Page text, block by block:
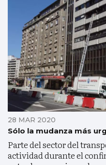
28 MAR 2020
Sólo la mudanza más
Parte del sector del
actividad durante el